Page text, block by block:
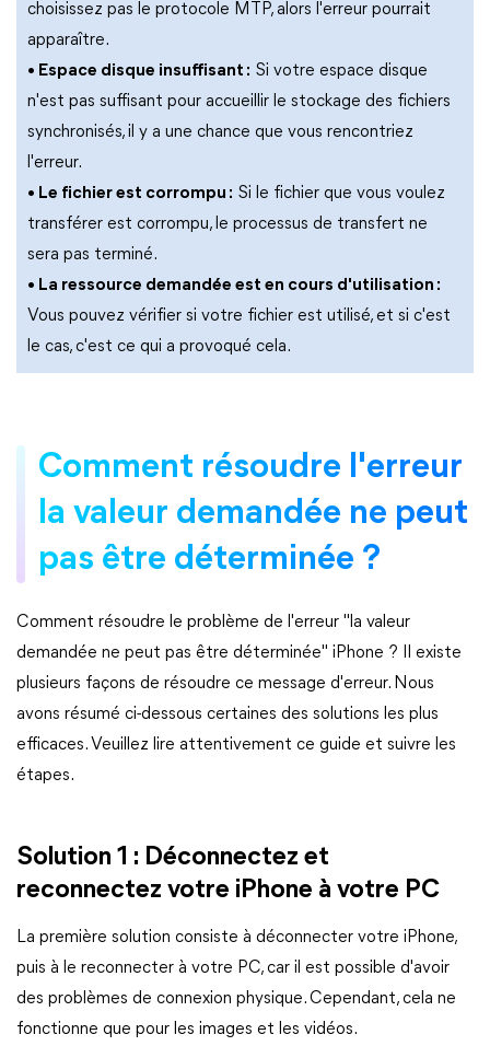
choisissez pas le protocole MTP, alors l'erreur pourrait
apparaître.
• Espace disque insuffisant : Si votre espace disque
n'est pas suffisant pour accueillir le stockage des fichiers
synchronisés, il y a une chance que vous rencontriez
l'erreur.
• Le fichier est corrompu : Si le fichier que vous voulez
transférer est corrompu, le processus de transfert ne
sera pas terminé.
• La ressource demandée est en cours d'utilisation :
Vous pouvez vérifier si votre fichier est utilisé, et si c'est
le cas, c'est ce qui a provoqué cela.
Comment résoudre l'erreur
la valeur demandée ne peut
pas être déterminée ?
Comment résoudre le problème de l'erreur "la valeur
demandée ne peut pas être déterminée" iPhone ? Il existe
plusieurs façons de résoudre ce message d'erreur. Nous
avons résumé ci-dessous certaines des solutions les plus
efficaces. Veuillez lire attentivement ce guide et suivre les
étapes.
Solution 1 : Déconnectez et
reconnectez votre iPhone à votre PC
La première solution consiste à déconnecter votre iPhone,
puis à le reconnecter à votre PC, car il est possible d'avoir
des problèmes de connexion physique. Cependant, cela ne
fonctionne que pour les images et les vidéos.